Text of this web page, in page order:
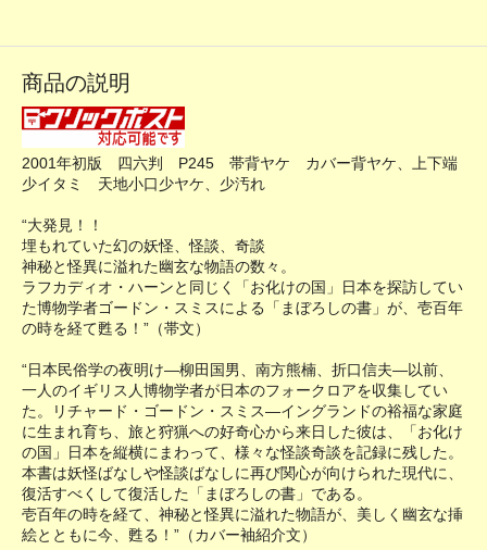
商品の説明
2001年初版 四六判 P245 帯背ヤケ カバー背ヤケ、上下端
少イタミ 天地小口少ヤケ、少汚れ
“大発見！！
埋もれていた幻の妖怪、怪談、奇談
神秘と怪異に溢れた幽玄な物語の数々。
ラフカディオ・ハーンと同じく「お化けの国」日本を探訪してい
た博物学者ゴードン・スミスによる「まぼろしの書」が、壱百年
の時を経て甦る！”（帯文）
“日本民俗学の夜明け―柳田国男、南方熊楠、折口信夫―以前、
一人のイギリス人博物学者が日本のフォークロアを収集してい
た。リチャード・ゴードン・スミス―イングランドの裕福な家庭
に生まれ育ち、旅と狩猟への好奇心から来日した彼は、「お化け
の国」日本を縦横にまわって、様々な怪談奇談を記録に残した。
本書は妖怪ばなしや怪談ばなしに再び関心が向けられた現代に、
復活すべくして復活した「まぼろしの書」である。
壱百年の時を経て、神秘と怪異に溢れた物語が、美しく幽玄な挿
絵とともに今、甦る！”（カバー袖紹介文）